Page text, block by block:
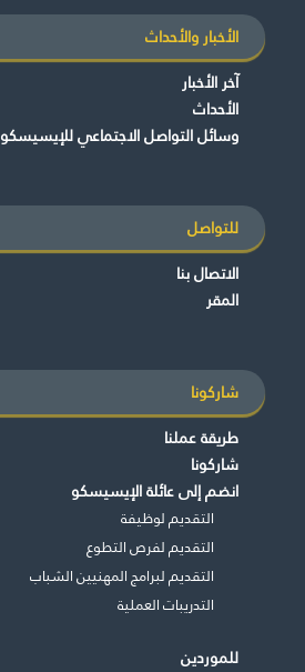
الأخبار والأحداث
آخر الأخبار
الأحداث
وسائل التواصل الاجتماعي للإيسيسكو
للتواصل
الاتصال بنا
المقر
شاركونا
طريقة عملنا
شاركونا
انضم إلى عائلة الإيسيسكو
التقديم لوظيفة
التقديم لفرص التطوع
التقديم لبرامج المهنيين الشباب
التدريبات العملية
للموردين